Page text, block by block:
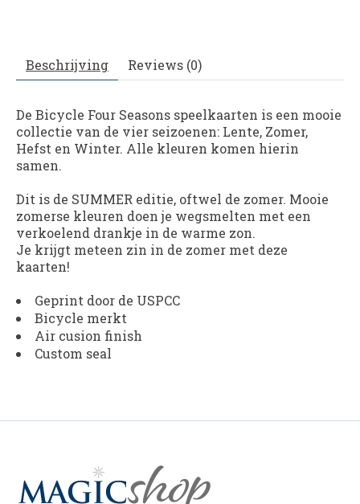
Beschrijving Reviews (0)
De Bicycle Four Seasons speelkaarten is een mooie
collectie van de vier seizoenen: Lente, Zomer,
Hefst en Winter. Alle kleuren komen hierin
samen.
Dit is de SUMMER editie, oftwel de zomer. Mooie
zomerse kleuren doen je wegsmelten met een
verkoelend drankje in de warme zon.
Je krijgt meteen zin in de zomer met deze
kaarten!
Geprint door de USPCC
Bicycle merkt
Air cusion finish
Custom seal